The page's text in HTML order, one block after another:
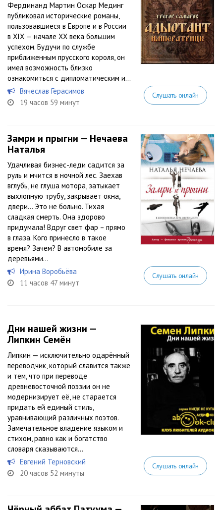
Фердинанд Мартин Оскар Мединг
публиковал исторические романы,
пользовавшиеся в Европе и в России
в XIX — начале XX века большим
успехом. Будучи по службе
приближенным прусского короля, он
имел возможность близко
ознакомиться с дипломатическим и...
Вячеслав Герасимов
19 часов 59 минут
Слушать онлайн
Замри и прыгни — Нечаева
Наталья
Удачливая бизнес-леди садится за
руль и мчится в ночной лес. Заехав
вглубь, не глуша мотора, затыкает
выхлопную трубу, закрывает окна,
двери… Это не больно. Тихая
сладкая смерть. Она здорово
придумала! Вдруг свет фар – прямо
в глаза. Кого принесло в такое
время? Зачем? В автомобиле за
деревьями...
Ирина Воробьёва
11 часов 47 минут
Слушать онлайн
Дни нашей жизни —
Липкин Семён
Липкин — исключительно одарённый
переводчик, который славится также
и тем, что при переводе
древневосточной поэзии он не
модернизирует её, не старается
придать ей единый стиль,
уравнивающий различных поэтов.
Замечательное владение языком и
стихом, равно как и богатство
словаря сказываются...
Евгений Терновский
20 часов 52 минуты
Слушать онлайн